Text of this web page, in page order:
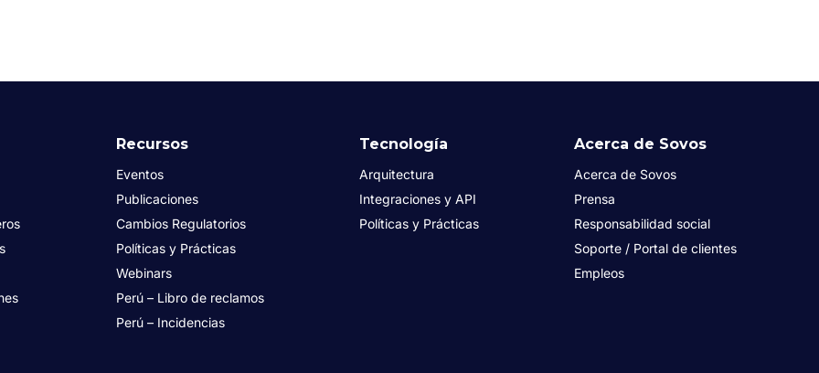
Recursos
Eventos
Publicaciones
Cambios Regulatorios
Políticas y Prácticas
Webinars
Perú – Libro de reclamos
Perú – Incidencias
Tecnología
Arquitectura
Integraciones y API
Políticas y Prácticas
Acerca de Sovos
Acerca de Sovos
Prensa
Responsabilidad social
Soporte / Portal de clientes
Empleos